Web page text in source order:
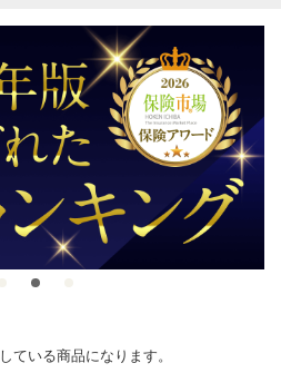
ている商品になります。